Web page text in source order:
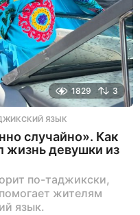
1829 3
ЯЗЫК
случайно». Как
жизнь девушки из
по-таджикски,
жителям
язык.